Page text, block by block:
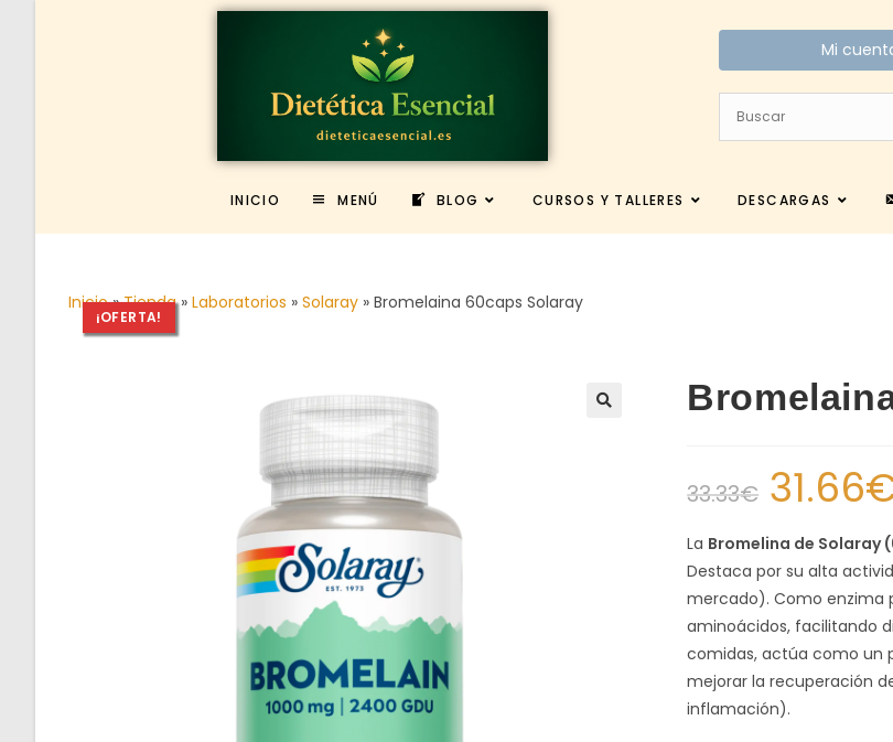
Mi
INICIO MENÚ BLOG CURSOS Y TALLERES DESCARGAS
Inicio»Tienda» Laboratorios » Solaray » Bromelaina 60caps Solaray
¡OFERTA!
33.33€ 31.66
La Bromelina de Solaray
Destaca por su alta
mercado). Como enzima
aminoácidos, facilitando
comidas, actúa como un
mejorar la recuperación
inflamación).